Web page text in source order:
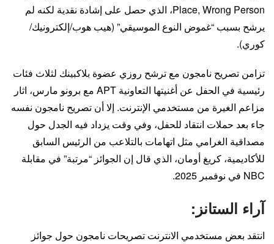
Place, Wrong Person، الذي حصل على إشادة نقدية لكنه لم
يرشح بسبب “غموض النوع الموسيقي” (هيب هوب/إلكترونيك/
كوري).
تزامن تصريح نامجون مع ترشح روزي عضوة بلاكبينك لثلاث فئات
رئيسية في الحفل عن أغنيتها التعاونية APT مع برونو مارس، اثار
مزاعم الغيرة من مستخدمي الإنترنت. إلا أن تصريح نامجون نفسه
جاء بعد حملات انتقاد للحفل، وفي وقت يزداد فيه الجدل حول
مصداقية الغرامي مثل اتهامات بالتلاعب من الرئيس السابق
للأكاديمية، كريغ أومان، الذي قال إن الجوائز “مرتبة” في مقابلة
NBC في نوفمبر 2025.
آراء الستانز:
انتقد بعض مستخدمي الانترنت تصريحات نامجون حول جوائز